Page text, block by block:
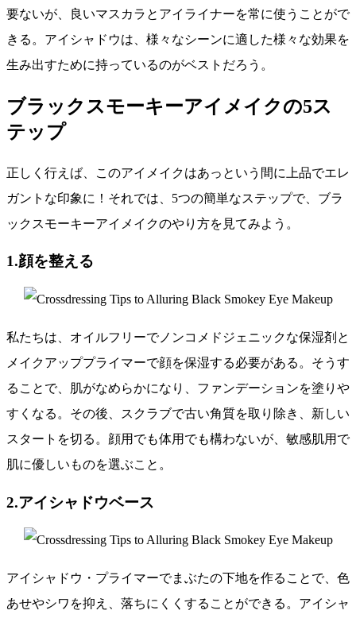
要ないが、良いマスカラとアイライナーを常に使うことがで
きる。アイシャドウは、様々なシーンに適した様々な効果を
生み出すために持っているのがベストだろう。
ブラックスモーキーアイメイクの5ス
テップ
正しく行えば、このアイメイクはあっという間に上品でエレ
ガントな印象に！それでは、5つの簡単なステップで、ブラ
ックスモーキーアイメイクのやり方を見てみよう。
1.顔を整える
私たちは、オイルフリーでノンコメドジェニックな保湿剤と
メイクアッププライマーで顔を保湿する必要がある。そうす
ることで、肌がなめらかになり、ファンデーションを塗りや
すくなる。その後、スクラブで古い角質を取り除き、新しい
スタートを切る。顔用でも体用でも構わないが、敏感肌用で
肌に優しいものを選ぶこと。
2.アイシャドウベース
アイシャドウ・プライマーでまぶたの下地を作ることで、色
あせやシワを抑え、落ちにくくすることができる。アイシャ